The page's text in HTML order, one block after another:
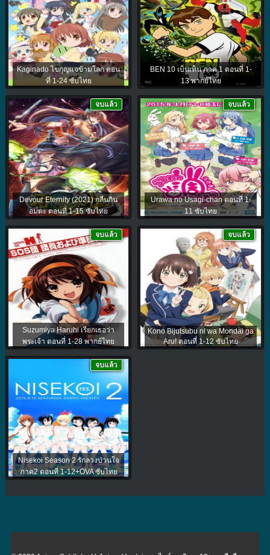
Kaginado ไขกุญแจข้ามโลก ตอน
ที่ 1-24 ซับไทย
BEN 10 เบ็นเท็น ภาค 1 ตอนที่ 1-
13 พากย์ไทย
Devour Eternity (2021) กลืนกิน
อมตะ ตอนที่ 1-15 ซับไทย
จบแล้ว
Urawa no Usagi-chan ตอนที่ 1-
11 ซับไทย
จบแล้ว
Suzumiya Haruhi เรียกเธอว่า
พระเจ้า ตอนที่ 1-28 พากย์ไทย
จบแล้ว
Kono Bijutsubu ni wa Mondai ga
Aru! ตอนที่ 1-12 ซับไทย
จบแล้ว
Nisekoi Season 2 รักลวงป่วนใจ
ภาค2 ตอนที่ 1-12+OVA ซับไทย
จบแล้ว